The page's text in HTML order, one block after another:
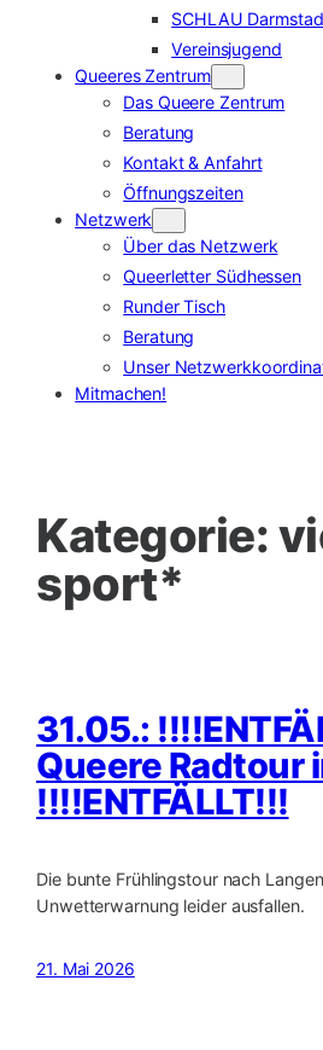
SCHLAU
Vereinsjugend
Queeres Zentrum
Das Queere Zentrum
Beratung
Kontakt & Anfahrt
Öffnungszeiten
Netzwerk
Über das Netzwerk
Queerletter Südhessen
Runder Tisch
Beratung
Unser
Mitmachen!
Kategorie:
sport*
31.05.:
Queere Radtour
!!!!ENTFÄLLT!!!
Die bunte Frühlingstour nach
Unwetterwarnung leider ausfallen.
21. Mai 2026